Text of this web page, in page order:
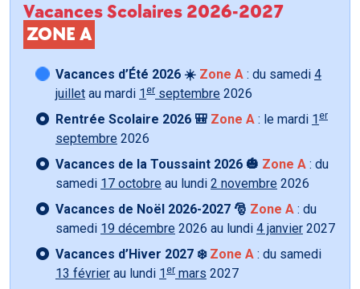
Vacances Scolaires 2026-2027
ZONE A
Vacances d’Été 2026 ☀️ Zone A : du samedi 4
juillet au mardi 1 er septembre 2026
Rentrée Scolaire 2026 🎒 Zone A : le mardi 1 er
septembre 2026
Vacances de la Toussaint 2026 🎃 Zone A : du
samedi 17 octobre au lundi 2 novembre 2026
Vacances de Noël 2026-2027 🎅 Zone A : du
samedi 19 décembre 2026 au lundi 4 janvier 2027
Vacances d’Hiver 2027 ❄️ Zone A : du samedi
13 février au lundi 1 er mars 2027